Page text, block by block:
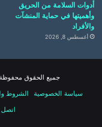
أدوات السلامة من الحريق
وأهميتها في حماية المنشآت
والأفراد
أغسطس 8, 2026
جميع الحقوق محفوظة© 2026 الثوابت
سياسة الخصوصية
الشروط
اتصل